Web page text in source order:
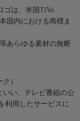
ゴは、米国TiVo
国内における商標ま
あらゆる素材の無断
）
いい、テレビ番組の公
利用したサービスに